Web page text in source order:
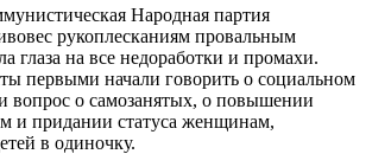
Народная партия
рукоплесканиям провальным
глаза на все недоработки и промахи.
первыми начали говорить о социальном
вопрос о самозанятых, о повышении
и придании статуса женщинам,
в одиночку.